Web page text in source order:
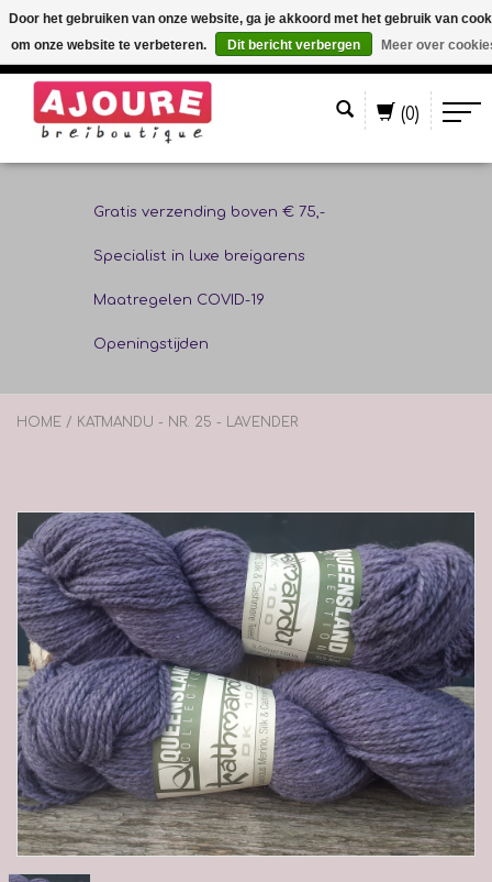
(0)
Gratis verzending boven € 75,-
Specialist in luxe breigarens
Maatregelen COVID-19
Openingstijden
HOME / KATMANDU - NR. 25 - LAVENDER
Door het gebruiken van onze website, ga je akkoord met het gebruik van
om onze website te verbeteren.
Dit bericht verbergen Meer over